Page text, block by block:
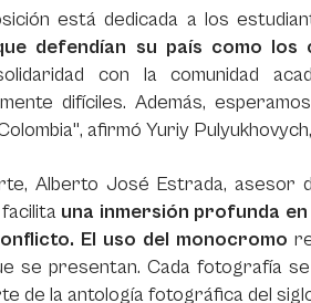
está dedicada a los
defendían su país como
con la comunidad
difíciles. Además,
afirmó Yuriy
Alberto José Estrada, asesor
una inmersión profunda
El uso del monocromo
se presentan. Cada fotografía
de la antología fotográfica del siglo